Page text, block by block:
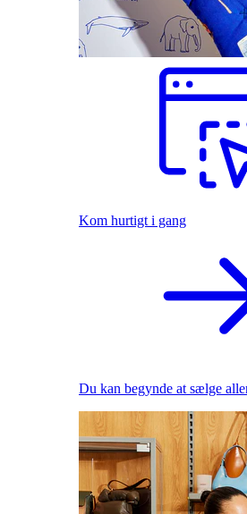
Kom hurtigt i gang
Du kan begynde at sælge